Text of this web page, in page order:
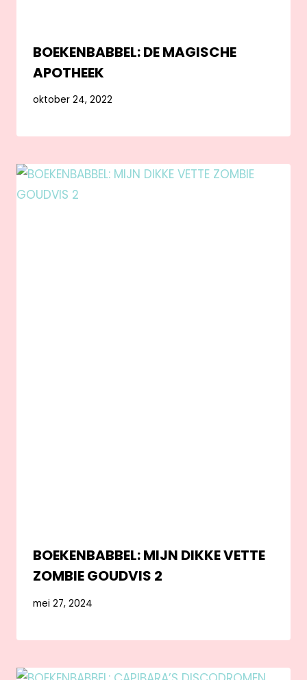
BOEKENBABBEL: DE MAGISCHE
APOTHEEK
oktober 24, 2022
BOEKENBABBEL: MIJN DIKKE VETTE
ZOMBIE GOUDVIS 2
mei 27, 2024